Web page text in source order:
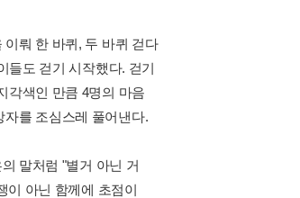
뤄 한 바퀴, 두 바퀴 걷다
들도 걷기 시작했다. 걷기
각색인 만큼 4명의 마음
를 조심스레 풀어낸다.
말처럼 "별거 아닌 거
이 아닌 함께에 초점이